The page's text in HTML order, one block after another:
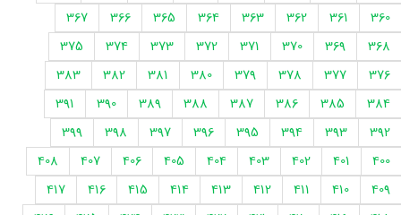
360
361
362
363
364
365
366
367
368
369
370
371
372
373
374
375
376
377
378
379
380
381
382
383
384
385
386
387
388
389
390
391
392
393
394
395
396
397
398
399
400
401
402
403
404
405
406
407
408
409
410
411
412
413
414
415
416
417